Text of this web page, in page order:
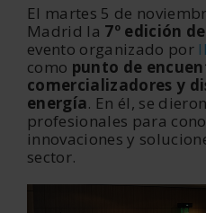
El martes 5 de
Madrid la 7º edición de
evento organizado por
como punto de
comercializadores y
energía. En él, se
profesionales para
innovaciones y
sector.